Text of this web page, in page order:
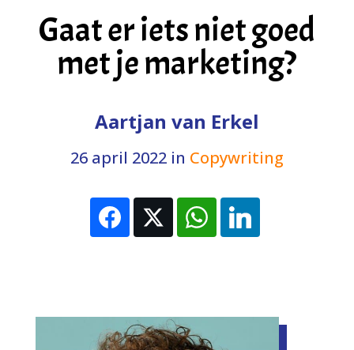
Gaat er iets niet goed
met je marketing?
Aartjan van Erkel
26 april 2022in Copywriting